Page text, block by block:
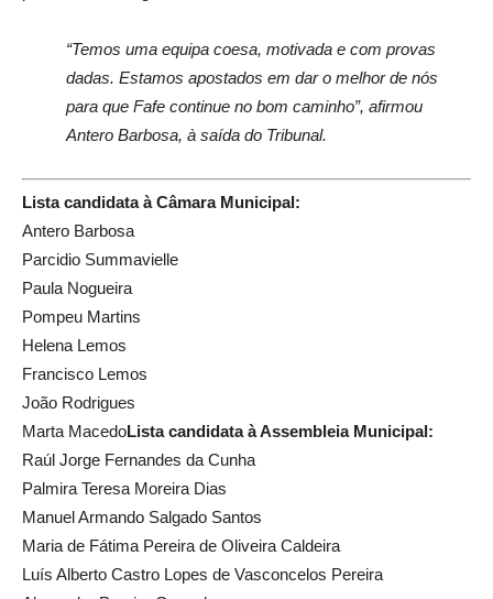
“Temos uma equipa coesa, motivada e com provas
dadas. Estamos apostados em dar o melhor de nós
para que Fafe continue no bom caminho”, afirmou
Antero Barbosa, à saída do Tribunal.
Lista candidata à Câmara Municipal:
Antero Barbosa
Parcidio Summavielle
Paula Nogueira
Pompeu Martins
Helena Lemos
Francisco Lemos
João Rodrigues
Marta MacedoLista candidata à Assembleia Municipal:
Raúl Jorge Fernandes da Cunha
Palmira Teresa Moreira Dias
Manuel Armando Salgado Santos
Maria de Fátima Pereira de Oliveira Caldeira
Luís Alberto Castro Lopes de Vasconcelos Pereira